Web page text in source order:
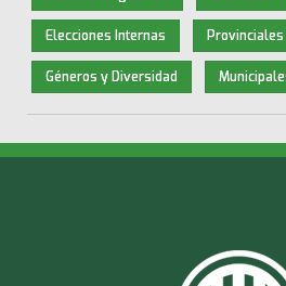
Elecciones Internas Provinciales
Géneros y Diversidad